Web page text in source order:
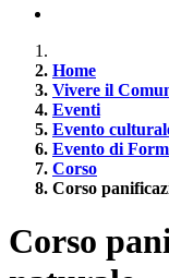
Home
Vivere il
Eventi
Evento
Evento di
Corso
Corso
Corso